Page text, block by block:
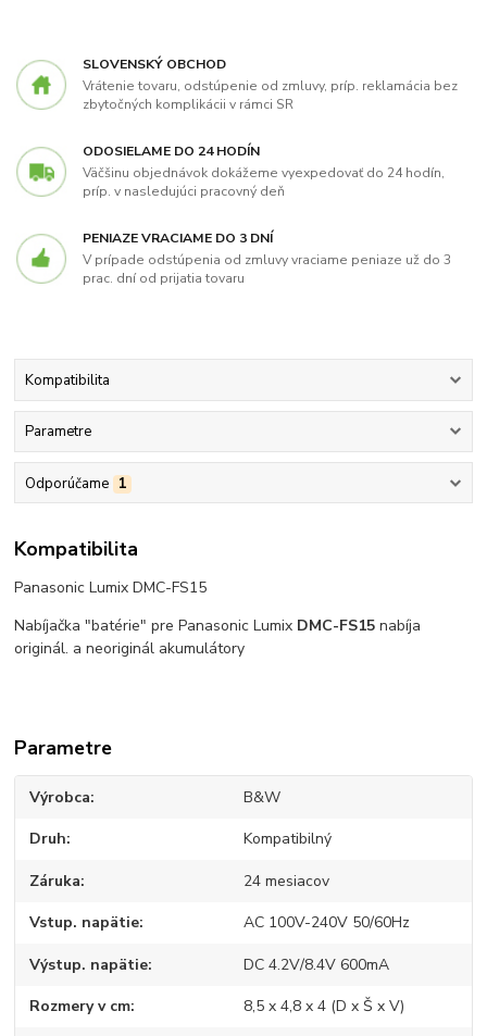
SLOVENSKÝ OBCHOD
Vrátenie tovaru, odstúpenie od zmluvy, príp. reklamácia bez
zbytočných komplikácii v rámci SR
ODOSIELAME DO 24 HODÍN
Väčšinu objednávok dokážeme vyexpedovať do 24 hodín,
príp. v nasledujúci pracovný deň
PENIAZE VRACIAME DO 3 DNÍ
V prípade odstúpenia od zmluvy vraciame peniaze už do 3
prac. dní od prijatia tovaru
Kompatibilita
Parametre
Odporúčame 1
Kompatibilita
Panasonic Lumix DMC-FS15
Nabíjačka "batérie" pre Panasonic Lumix DMC-FS15 nabíja
originál. a neoriginál akumulátory
Parametre
Výrobca B&W
Druh Kompatibilný
Záruka 24 mesiacov
Vstup. napätie AC 100V-240V 50/60Hz
Výstup. napätie DC 4.2V/8.4V 600mA
Rozmery v cm 8,5 x 4,8 x 4 (D x Š x V)